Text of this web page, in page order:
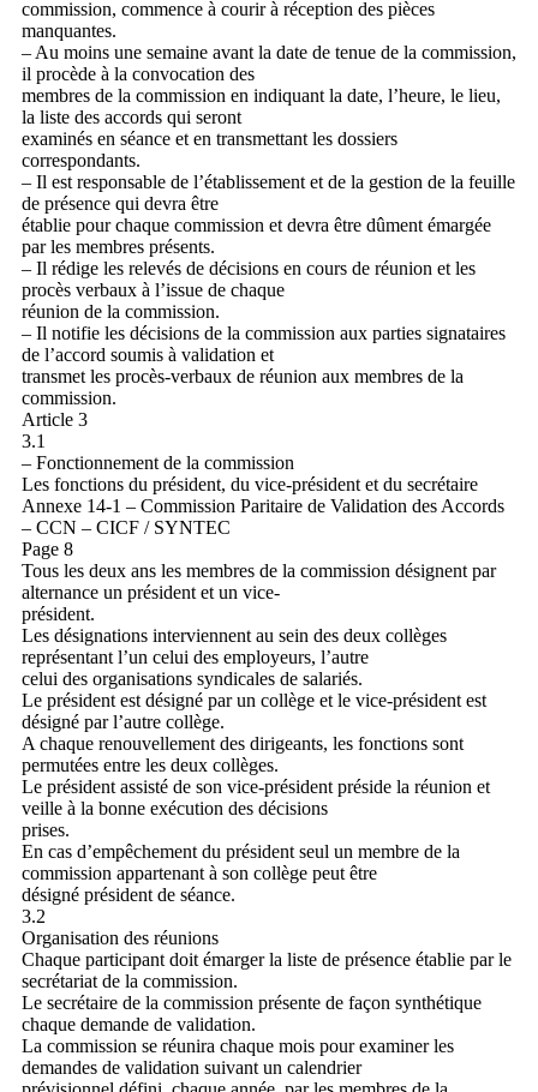
commission, commence à courir à réception des pièces
manquantes.
– Au moins une semaine avant la date de tenue de la commission,
il procède à la convocation des
membres de la commission en indiquant la date, l’heure, le lieu,
la liste des accords qui seront
examinés en séance et en transmettant les dossiers
correspondants.
– Il est responsable de l’établissement et de la gestion de la feuille
de présence qui devra être
établie pour chaque commission et devra être dûment émargée
par les membres présents.
– Il rédige les relevés de décisions en cours de réunion et les
procès verbaux à l’issue de chaque
réunion de la commission.
– Il notifie les décisions de la commission aux parties signataires
de l’accord soumis à validation et
transmet les procès-verbaux de réunion aux membres de la
commission.
Article 3
3.1
– Fonctionnement de la commission
Les fonctions du président, du vice-président et du secrétaire
Annexe 14-1 – Commission Paritaire de Validation des Accords
– CCN – CICF / SYNTEC
Page 8
Tous les deux ans les membres de la commission désignent par
alternance un président et un vice-
président.
Les désignations interviennent au sein des deux collèges
représentant l’un celui des employeurs, l’autre
celui des organisations syndicales de salariés.
Le président est désigné par un collège et le vice-président est
désigné par l’autre collège.
A chaque renouvellement des dirigeants, les fonctions sont
permutées entre les deux collèges.
Le président assisté de son vice-président préside la réunion et
veille à la bonne exécution des décisions
prises.
En cas d’empêchement du président seul un membre de la
commission appartenant à son collège peut être
désigné président de séance.
3.2
Organisation des réunions
Chaque participant doit émarger la liste de présence établie par le
secrétariat de la commission.
Le secrétaire de la commission présente de façon synthétique
chaque demande de validation.
La commission se réunira chaque mois pour examiner les
demandes de validation suivant un calendrier